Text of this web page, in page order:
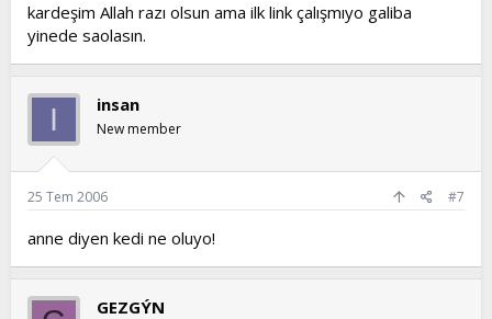
kardeşim Allah razı olsun ama ilk link çalışmıyo galiba
yinede saolasın.
I insan
New member
25 Tem 2006 #7
anne diyen kedi ne oluyo!
GEZGÝN